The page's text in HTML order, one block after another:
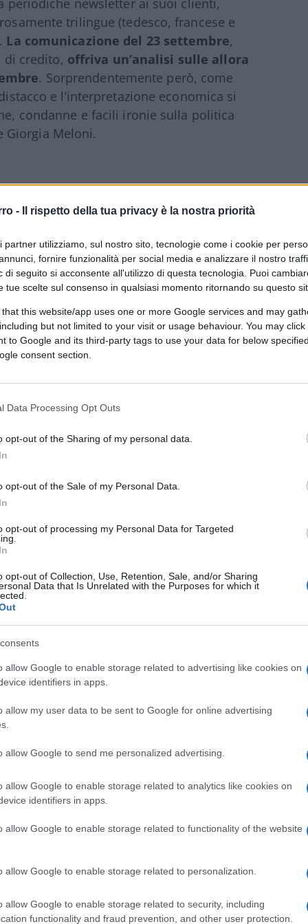
- Il rispetto della tua privacy è la nostra priorità
partner utilizziamo, sul nostro sito, tecnologie come i cookie per
fornire funzionalità per social media e analizzare il nostro
di seguito si acconsente all'utilizzo di questa tecnologia. Puoi
tue scelte sul consenso in qualsiasi momento ritornando su questo
that this website/app uses one or more Google services and may
but not limited to your visit or usage behaviour. You may
to Google and its third-party tags to use your data for below
consent section.
Data Processing Opt Outs
opt-out of the Sharing of my personal data.
opt-out of the Sale of my Personal Data.
opt-out of processing my Personal Data for Targeted
opt-out of Collection, Use, Retention, Sale, and/or Sharing
Data that Is Unrelated with the Purposes for which it
allow Google to enable storage related to advertising like cookies on
identifiers in apps.
allow my user data to be sent to Google for online advertising
allow Google to send me personalized advertising.
allow Google to enable storage related to analytics like cookies on
identifiers in apps.
allow Google to enable storage related to functionality of the website
allow Google to enable storage related to personalization.
allow Google to enable storage related to security, including
functionality and fraud prevention, and other user protection.
periodiche newsletter ai suoi clienti,
trilingue (tedesco, francese e
La comunicazione del 23 settembre,
di credito, offriva un’analisi sulle allora
. Sorprendentemente però, come
e l’interpretazione economica si
condanne e facili ironie sulla politica
Giorgia Meloni.
al vetriolo
eletti per una legislatura
nostro vicino meridionale negli ultimi
Ahimè, l’alternanza dei governi e i loro
gli esiti delle urne, è stato un
l’evidenziare questo fenomeno sembra
necessario oltre a delegittimare le
svizzero continua battendo su questo
nostro Paese, ma anche l’Europa:
questo va e vieni a Palazzo Chigi – dalla
ben 71 i governi che si sono
predica. Come si sa, infatti,
, anche se, molto opportunisticamente,
dover rispettare quelli che per
oneri.
: “Ma in vista delle prossime
con Giorgia Meloni di Fratelli d’Italia,
non sarà solo per la prima volta una
postfascismo
Italiano, fondato nel 1992, che ha
del patrimonio politico di
fu fondato ben prima del 1992 e della
e l’evoluzione della Destra in Italia,
un importante processo di
molto più di quanto venga raccontato
Nazionale (fondata nel 1994) e poi,
quindi,ha perso già da
resto, se FdI fosse un partito dall’anima
veramente al suo comando una
la visione della donna era piuttosto
prettamente madre e custode
politica. L’articolista dice di non
gode ancora il “Duce” dietro al braccio
Leggendo una frase del genere,
scapperebbe inorridito, nella paura di